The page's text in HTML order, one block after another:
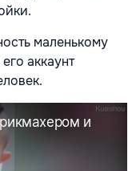
маленькому
аккаунт